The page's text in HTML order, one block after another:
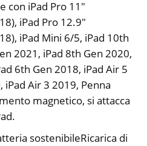
con iPad Pro 11″
iPad Pro 12.9″
iPad Mini 6/5, iPad 10th
2021, iPad 8th Gen 2020,
6th Gen 2018, iPad Air 5
iPad Air 3 2019, Penna
magnetico, si attacca
sostenibileRicarica di